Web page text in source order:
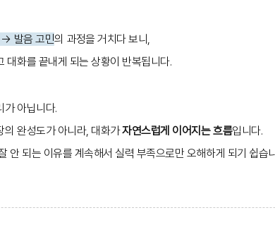
발음 고민의 과정을 거치다 보니,
대화를 끝내게 되는 상황이 반복됩니다.
가 아닙니다.
의 완성도가 아니라, 대화가자연스럽게 이어지는 흐름입니다.
안 되는 이유를 계속해서 실력 부족으로만 오해하게 되기 쉽습